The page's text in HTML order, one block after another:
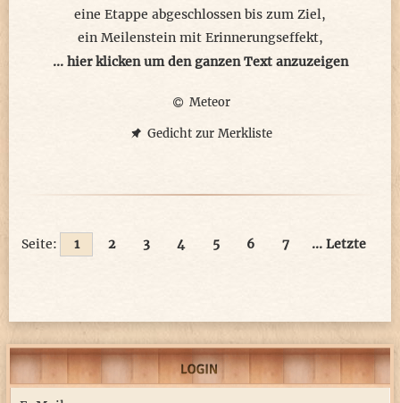
eine Etappe abgeschlossen bis zum Ziel,
ein Meilenstein mit Erinnerungseffekt,
zum in sich gehen ist es hier perfekt.
Als Vater mit meinen eigenen Kindern
sind hier Gefühlsandenken vorzufinden.
kleine mediative Rückzugsattraktionen,
... hier klicken um den ganzen Text anzuzeigen
Meteor
Gedicht zur Merkliste
Seite: 1 2 3 4 5 6 7 ... Letzte